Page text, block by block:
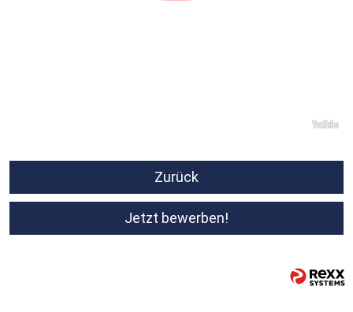
Zurück
Jetzt bewerben!